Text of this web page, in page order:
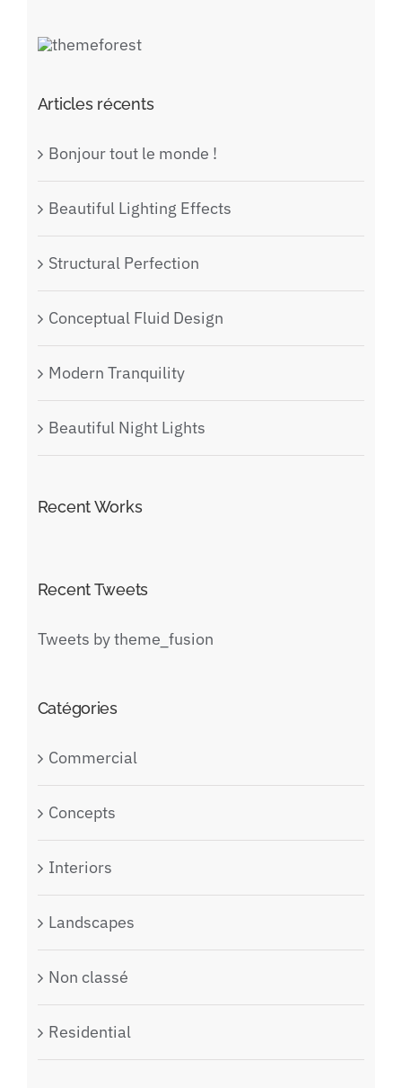
Articles récents
Bonjour tout le monde !
Beautiful Lighting Effects
Structural Perfection
Conceptual Fluid Design
Modern Tranquility
Beautiful Night Lights
Recent Works
Recent Tweets
Tweets by theme_fusion
Catégories
Commercial
Concepts
Interiors
Landscapes
Non classé
Residential